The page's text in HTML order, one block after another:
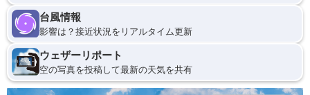
台風情報
影響は？接近状況をリアルタイム更新
ウェザーリポート
空の写真を投稿して最新の天気を共有